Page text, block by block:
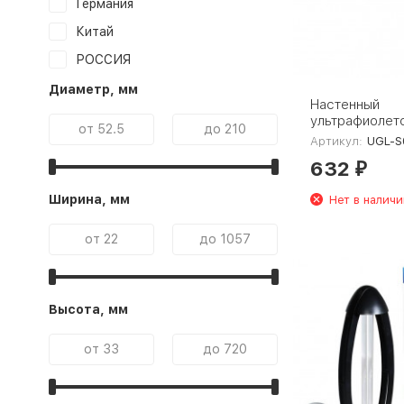
Настенный
White UL-
Артикул: UGL-
632 ₽
Нет в
Германия
Китай
РОССИЯ
Диаметр, мм
Ширина, мм
Высота, мм